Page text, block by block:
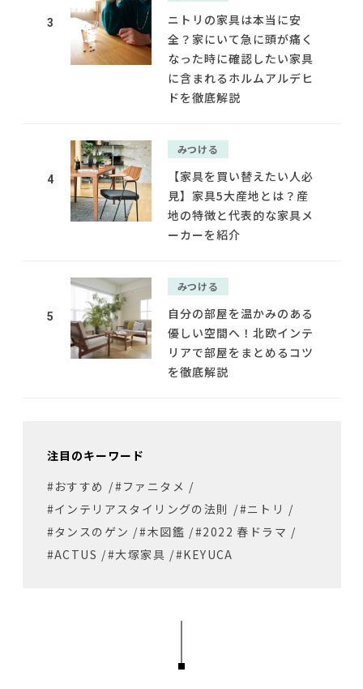
3
ニトリの家具は本当に安
全？家にいて急に頭が痛く
なった時に確認したい家具
に含まれるホルムアルデヒ
ドを徹底解説
4
みつける
【家具を買い替えたい人必
見】家具5大産地とは？産
地の特徴と代表的な家具メ
ーカーを紹介
5
みつける
自分の部屋を温かみのある
優しい空間へ！北欧インテ
リアで部屋をまとめるコツ
を徹底解説
注目のキーワード
#おすすめ /#ファニタメ /
#インテリアスタイリングの法則 /#ニトリ /
#タンスのゲン /#木図鑑 /#2022 春ドラマ /
#ACTUS /#大塚家具 /#KEYUCA